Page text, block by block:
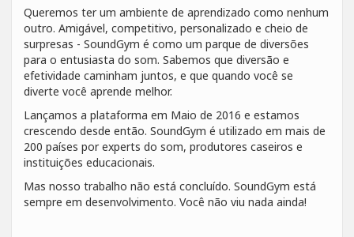
Queremos ter um ambiente de aprendizado como nenhum
outro. Amigável, competitivo, personalizado e cheio de
surpresas - SoundGym é como um parque de diversões
para o entusiasta do som. Sabemos que diversão e
efetividade caminham juntos, e que quando você se
diverte você aprende melhor.
Lançamos a plataforma em Maio de 2016 e estamos
crescendo desde então. SoundGym é utilizado em mais de
200 países por experts do som, produtores caseiros e
instituições educacionais.
Mas nosso trabalho não está concluído. SoundGym está
sempre em desenvolvimento. Você não viu nada ainda!